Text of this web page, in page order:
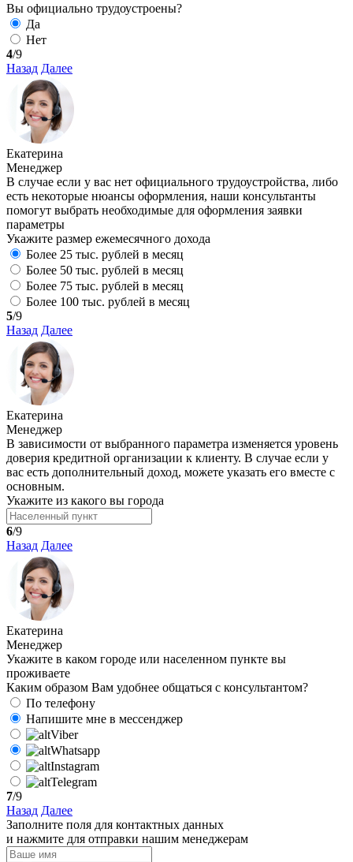
Вы официально трудоустроены?
Да
Нет
4/9
Назад Далее
Екатерина
Менеджер
В случае если у вас нет официального трудоустройства, либо
есть некоторые нюансы оформления, наши консультанты
помогут выбрать необходимые для оформления заявки
параметры
Укажите размер ежемесячного дохода
Более 25 тыс. рублей в месяц
Более 50 тыс. рублей в месяц
Более 75 тыс. рублей в месяц
Более 100 тыс. рублей в месяц
5/9
Назад Далее
Екатерина
Менеджер
В зависимости от выбранного параметра изменяется уровень
доверия кредитной организации к клиенту. В случае если у
вас есть дополнительный доход, можете указать его вместе с
основным.
Укажите из какого вы города
6/9
Назад Далее
Екатерина
Менеджер
Укажите в каком городе или населенном пункте вы
проживаете
Каким образом Вам удобнее общаться с консультантом?
По телефону
Напишите мне в мессенджер
Viber
Whatsapp
Instagram
Telegram
7/9
Назад Далее
Заполните поля для контактных данных
и нажмите для отправки нашим менеджерам